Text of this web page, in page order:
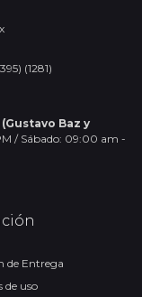
(1281)
Baz y
/ Sábado: 09:00 am -
de Entrega
de uso